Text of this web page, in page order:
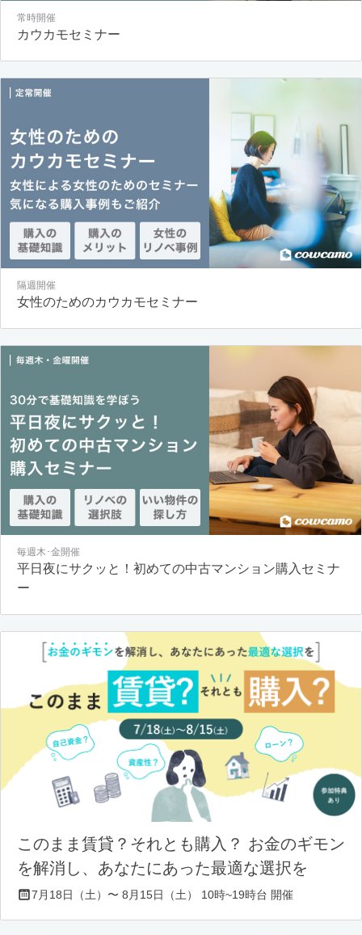
常時開催
カウカモセミナー
隔週開催
女性のためのカウカモセミナー
毎週木･金開催
平日夜にサクッと！初めての中古マンション購入セミナ
ー
このまま賃貸？それとも購入？ お金のギモン
を解消し、あなたにあった最適な選択を
7月18日（土）〜 8月15日（土） 10時~19時台 開催